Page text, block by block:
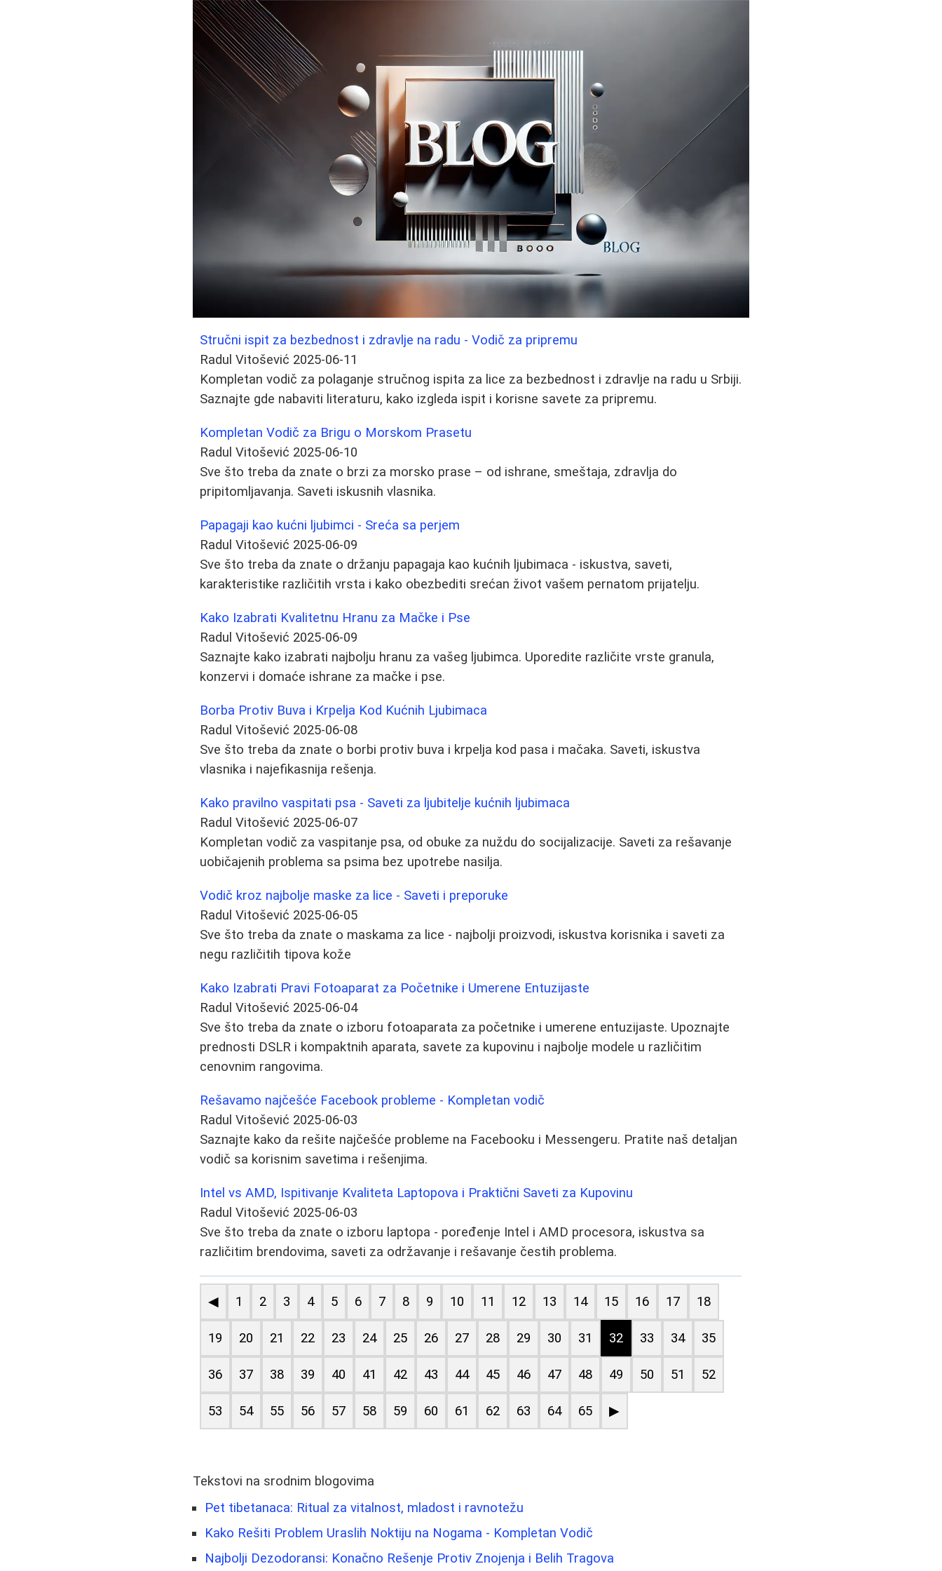
Stručni ispit za bezbednost i zdravlje na radu - Vodič za pripremu
Radul Vitošević 2025-06-11
Kompletan vodič za polaganje stručnog ispita za lice za bezbednost i zdravlje na radu u Srbiji.
Saznajte gde nabaviti literaturu, kako izgleda ispit i korisne savete za pripremu.
Kompletan Vodič za Brigu o Morskom Prasetu
Radul Vitošević 2025-06-10
Sve što treba da znate o brzi za morsko prase – od ishrane, smeštaja, zdravlja do
pripitomljavanja. Saveti iskusnih vlasnika.
Papagaji kao kućni ljubimci - Sreća sa perjem
Radul Vitošević 2025-06-09
Sve što treba da znate o držanju papagaja kao kućnih ljubimaca - iskustva, saveti,
karakteristike različitih vrsta i kako obezbediti srećan život vašem pernatom prijatelju.
Kako Izabrati Kvalitetnu Hranu za Mačke i Pse
Radul Vitošević 2025-06-09
Saznajte kako izabrati najbolju hranu za vašeg ljubimca. Uporedite različite vrste granula,
konzervi i domaće ishrane za mačke i pse.
Borba Protiv Buva i Krpelja Kod Kućnih Ljubimaca
Radul Vitošević 2025-06-08
Sve što treba da znate o borbi protiv buva i krpelja kod pasa i mačaka. Saveti, iskustva
vlasnika i najefikasnija rešenja.
Kako pravilno vaspitati psa - Saveti za ljubitelje kućnih ljubimaca
Radul Vitošević 2025-06-07
Kompletan vodič za vaspitanje psa, od obuke za nuždu do socijalizacije. Saveti za rešavanje
uobičajenih problema sa psima bez upotrebe nasilja.
Vodič kroz najbolje maske za lice - Saveti i preporuke
Radul Vitošević 2025-06-05
Sve što treba da znate o maskama za lice - najbolji proizvodi, iskustva korisnika i saveti za
negu različitih tipova kože
Kako Izabrati Pravi Fotoaparat za Početnike i Umerene Entuzijaste
Radul Vitošević 2025-06-04
Sve što treba da znate o izboru fotoaparata za početnike i umerene entuzijaste. Upoznajte
prednosti DSLR i kompaktnih aparata, savete za kupovinu i najbolje modele u različitim
cenovnim rangovima.
Rešavamo najčešće Facebook probleme - Kompletan vodič
Radul Vitošević 2025-06-03
Saznajte kako da rešite najčešće probleme na Facebooku i Messengeru. Pratite naš detaljan
vodič sa korisnim savetima i rešenjima.
Intel vs AMD, Ispitivanje Kvaliteta Laptopova i Praktični Saveti za Kupovinu
Radul Vitošević 2025-06-03
Sve što treba da znate o izboru laptopa - poređenje Intel i AMD procesora, iskustva sa
različitim brendovima, saveti za održavanje i rešavanje čestih problema.
◀ 1 2 3 4 5 6 7 8 9 10 11 12 13 14 15 16 17 18
19 20 21 22 23 24 25 26 27 28 29 30 31 32 33 34 35
36 37 38 39 40 41 42 43 44 45 46 47 48 49 50 51 52
53 54 55 56 57 58 59 60 61 62 63 64 65 ▶
Tekstovi na srodnim blogovima
Pet tibetanaca: Ritual za vitalnost, mladost i ravnotežu
Kako Rešiti Problem Uraslih Noktiju na Nogama - Kompletan Vodič
Najbolji Dezodoransi: Konačno Rešenje Protiv Znojenja i Belih Tragova